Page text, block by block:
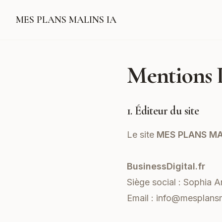
MES PLANS MALINS IA
Mentions
1. Éditeur du site
Le site MES PLANS
BusinessDigital.fr
Siège social : Sophia
Email :